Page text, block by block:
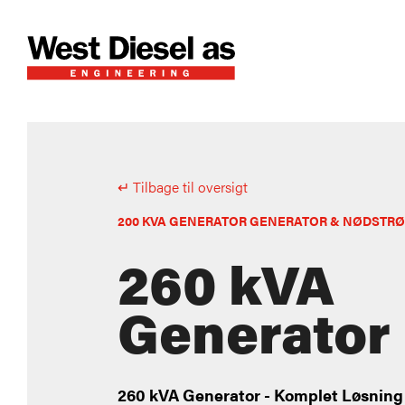
↵ Tilbage til oversigt
200 KVA GENERATOR GENERATOR &
260 kVA
Generator
260 kVA Generator - Komplet Løsning